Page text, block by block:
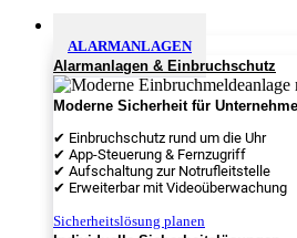
ALARMANLAGEN
Alarmanlagen & Einbruchschutz
Moderne Sicherheit für
✔ Einbruchschutz rund um die Uhr
✔ App-Steuerung & Fernzugriff
✔ Aufschaltung zur Notrufleitstelle
✔ Erweiterbar mit Videoüberwachung
Sicherheitslösung planen